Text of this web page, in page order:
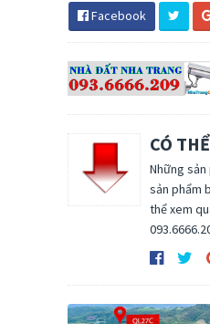
Facebook
CÓ
Những
sản phẩm
thể xem